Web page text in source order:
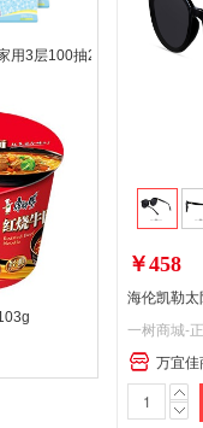
用3层100抽24包/箱 超值装
￥458
一树商城-
万宜